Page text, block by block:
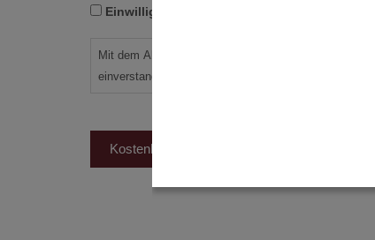
MM
JJJJ
Einwilligung
Einwilligung
Mit dem Absenden erklären Sie sich mit der
einverstanden.